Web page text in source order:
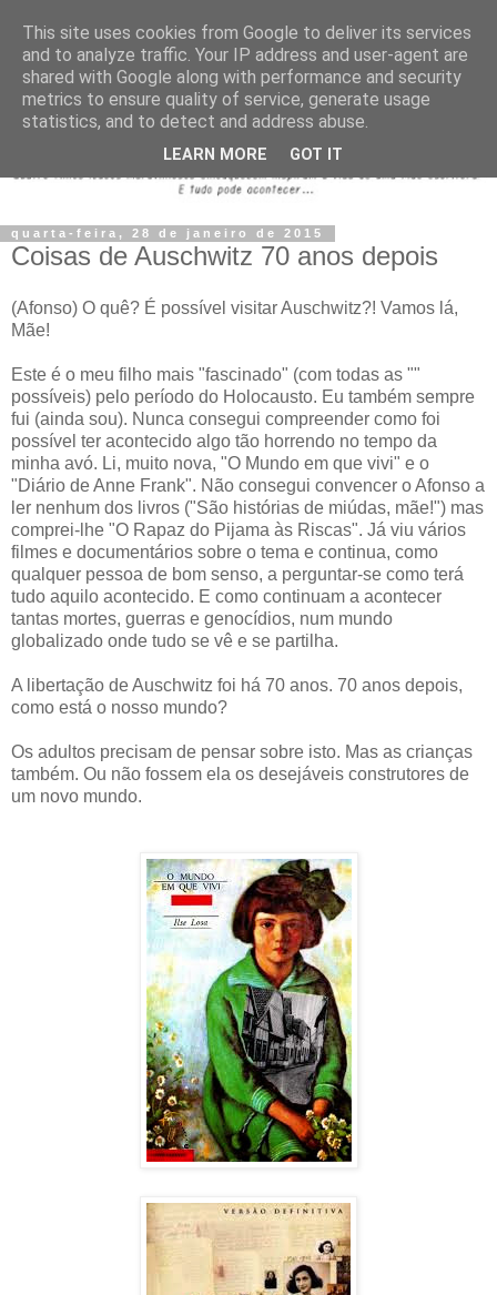
quarta-feira, 28 de janeiro de 2015
Coisas de Auschwitz 70 anos depois
(Afonso) O quê? É possível visitar Auschwitz?! Vamos lá,
Mãe!
Este é o meu filho mais "fascinado" (com todas as ""
possíveis) pelo período do Holocausto. Eu também sempre
fui (ainda sou). Nunca consegui compreender como foi
possível ter acontecido algo tão horrendo no tempo da
minha avó. Li, muito nova, "O Mundo em que vivi" e o
"Diário de Anne Frank". Não consegui convencer o Afonso a
ler nenhum dos livros ("São histórias de miúdas, mãe!") mas
comprei-lhe "O Rapaz do Pijama às Riscas". Já viu vários
filmes e documentários sobre o tema e continua, como
qualquer pessoa de bom senso, a perguntar-se como terá
tudo aquilo acontecido. E como continuam a acontecer
tantas mortes, guerras e genocídios, num mundo
globalizado onde tudo se vê e se partilha.
A libertação de Auschwitz foi há 70 anos. 70 anos depois,
como está o nosso mundo?
Os adultos precisam de pensar sobre isto. Mas as crianças
também. Ou não fossem ela os desejáveis construtores de
um novo mundo.
This site uses cookies from Google to deliver its services
and to analyze traffic. Your IP address and user-agent are
shared with Google along with performance and security
metrics to ensure quality of service, generate usage
statistics, and to detect and address abuse.
LEARN MORE GOT IT